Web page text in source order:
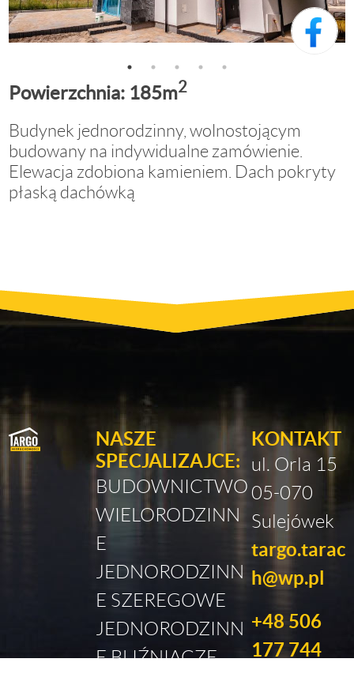
Powierzchnia: 185m2
Budynek jednorodzinny, wolnostojącym
budowany na indywidualne zamówienie.
Elewacja zdobiona kamieniem. Dach pokryty
płaską dachówką
NASZE
SPECJALIZAJCE:
BUDOWNICTWO
WIELORODZINN
E
JEDNORODZINN
E SZEREGOWE
JEDNORODZINN
E BLIŹNIACZE
KONTAKT
ul. Orla 15
05-070
Sulejówek
targo.tarac
h@wp.pl
+48 506
177 744